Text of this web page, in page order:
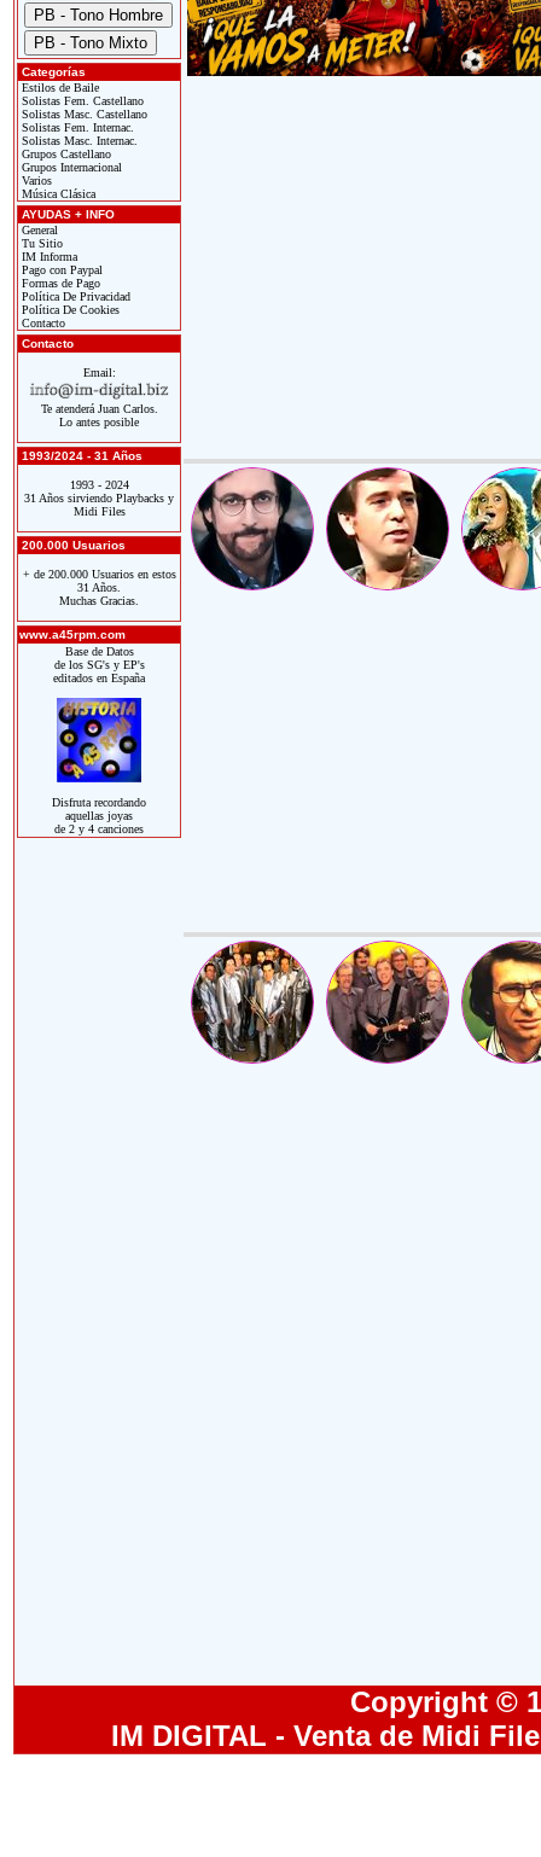
Categorías
Estilos de Baile
Solistas Fem. Castellano
Solistas Masc. Castellano
Solistas Fem. Internac.
Solistas Masc. Internac.
Grupos Castellano
Grupos Internacional
Varios
Música Clásica
AYUDAS + INFO
General
Tu Sitio
IM Informa
Pago con Paypal
Formas de Pago
Política De Privacidad
Política De Cookies
Contacto
Contacto
Email:
Te atenderá Juan Carlos.
Lo antes posible
1993/2024 - 31 Años
1993 - 2024
31 Años sirviendo Playbacks y
Midi Files
200.000 Usuarios
+ de 200.000 Usuarios en estos
31 Años.
Muchas Gracias.
www.a45rpm.com
Base de Datos
de los SG's y EP's
editados en España
Disfruta recordando
aquellas joyas
de 2 y 4 canciones
Copyright ©
IM DIGITAL - Venta de Midi